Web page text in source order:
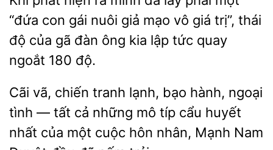
“đứa con
nuôi giả mạo vô giá trị”, thái
độ của gã đàn
kia lập tức quay
ngoắt 180 độ.
Cãi vã, chiến tranh lạnh, bạo hành, ngoại
tình — tất cả những mô típ cẩu huyết
nhất
một cuộc hôn nhân, Mạnh Nam